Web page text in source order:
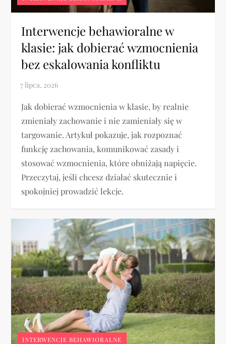
Interwencje behawioralne w
klasie: jak dobierać wzmocnienia
bez eskalowania konfliktu
Jak dobierać wzmocnienia w klasie, by realnie
zmieniały zachowanie i nie zamieniały się w
targowanie. Artykuł pokazuje, jak rozpoznać
funkcję zachowania, komunikować zasady i
stosować wzmocnienia, które obniżają napięcie.
Przeczytaj, jeśli chcesz działać skutecznie i
spokojniej prowadzić lekcje.
INTERWENCJE BEHAWIORALNE